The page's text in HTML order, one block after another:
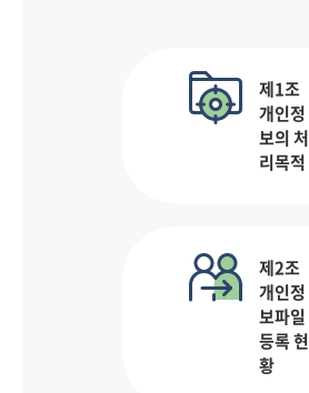
제1조
개인정
보의 처
리목적
제2조
개인정
보파일
등록 현
황